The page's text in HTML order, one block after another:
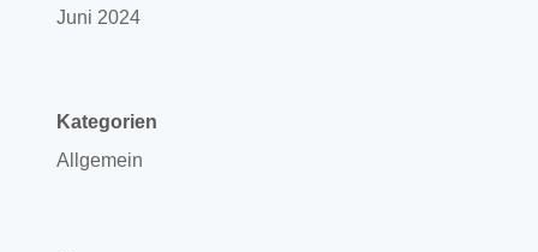
Juni 2024
Kategorien
Allgemein